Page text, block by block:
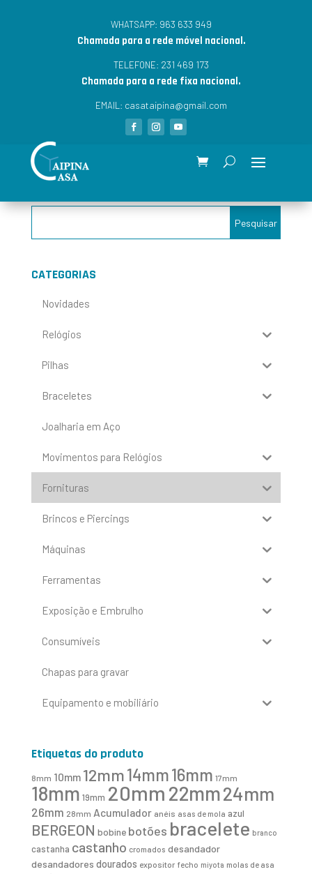
WHATSAPP: 963 633 949
Chamada para a rede móvel nacional.
TELEFONE: 231 469 173
Chamada para a rede fixa nacional.
EMAIL: casataipina@gmail.com
CATEGORIAS
Novidades
Relógios
Pilhas
Braceletes
Joalharia em Aço
Movimentos para Relógios
Fornituras
Brincos e Piercings
Máquinas
Ferramentas
Exposição e Embrulho
Consumíveis
Chapas para gravar
Equipamento e mobiliário
Etiquetas do produto
8mm 10mm 12mm14mm16mm 17mm
18mm 19mm 20mm 22mm24mm
26mm 28mm Acumulador anéis asas de mola azul
BERGEON bobine botões bracelete branco
castanha castanho cromados desandador
desandadores dourados expositor fecho miyota molas de asa